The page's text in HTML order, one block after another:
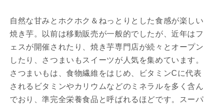
自然な甘みとホクホク＆ねっとりとした食感が楽しい
焼き芋。以前は移動販売が一般的でしたが、近年はフ
ェスが開催されたり、焼き芋専門店が続々とオープン
したり、さつまいもスイーツが人気を集めています。
さつまいもは、食物繊維をはじめ、ビタミンCに代表
されるビタミンやカリウムなどのミネラルを多く含ん
でおり、準完全栄養食品と呼ばれるほどです。スーパ